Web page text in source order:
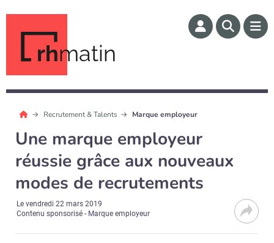
rhmatin
Recrutement & Talents Marque employeur
Une marque employeur
réussie grâce aux nouveaux
modes de recrutements
Levendredi 22 mars 2019
Contenu sponsorisé - Marque employeur